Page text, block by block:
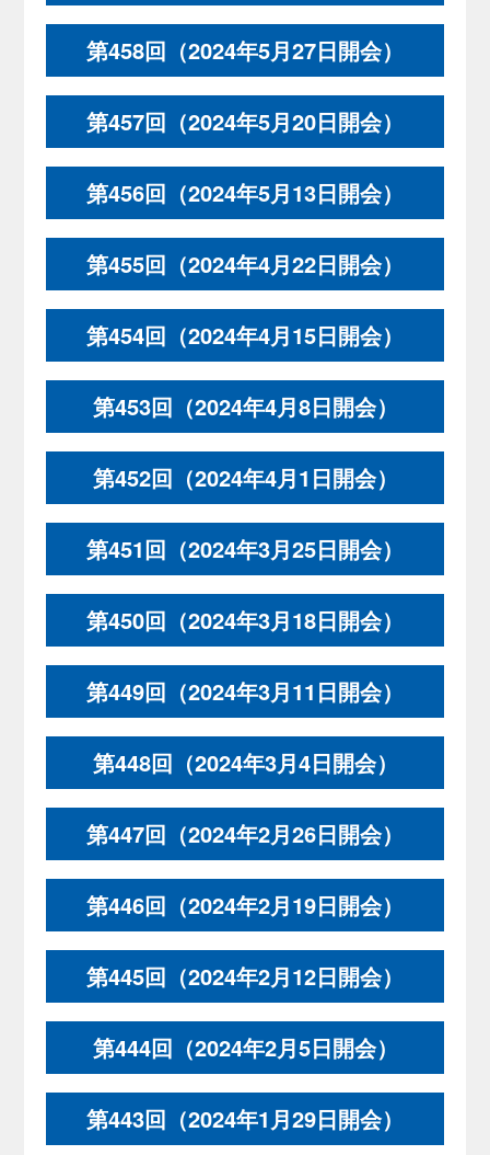
第458回（2024年5月27日開会）
第457回（2024年5月20日開会）
第456回（2024年5月13日開会）
第455回（2024年4月22日開会）
第454回（2024年4月15日開会）
第453回（2024年4月8日開会）
第452回（2024年4月1日開会）
第451回（2024年3月25日開会）
第450回（2024年3月18日開会）
第449回（2024年3月11日開会）
第448回（2024年3月4日開会）
第447回（2024年2月26日開会）
第446回（2024年2月19日開会）
第445回（2024年2月12日開会）
第444回（2024年2月5日開会）
第443回（2024年1月29日開会）